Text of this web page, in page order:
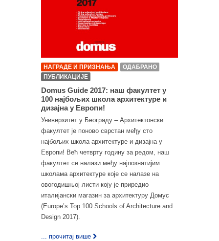
НАГРАДЕ И ПРИЗНАЊА
ОДАБРАНО
ПУБЛИКАЦИЈЕ
Domus Guide 2017: наш факултет у
100 најбољих школа архитектуре и
дизајна у Европи!
Универзитет у Београду – Архитектонски
факултет је поново сврстан међу сто
најбољих школа архитектуре и дизајна у
Европи! Већ четврту годину за редом, наш
факултет се налази међу најпознатијим
школама архитектуре које се налазе на
овогодишњој листи коју је приредио
италијански магазин за архитектуру Домус
(Europe’s Top 100 Schools of Architecture and
Design 2017).
... прочитај више